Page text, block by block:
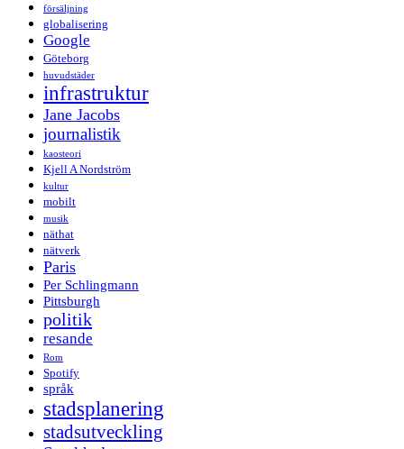
försäljning
globalisering
Google
Göteborg
huvudstäder
infrastruktur
Jane Jacobs
journalistik
kaosteori
Kjell A Nordström
kultur
mobilt
musik
näthat
nätverk
Paris
Per Schlingmann
Pittsburgh
politik
resande
Rom
Spotify
språk
stadsplanering
stadsutveckling